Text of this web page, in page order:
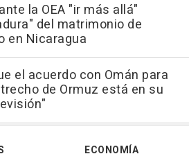
la OEA "ir más allá"
del matrimonio de
en Nicaragua
el acuerdo con Omán para
de Ormuz está en su
ECONOMÍA